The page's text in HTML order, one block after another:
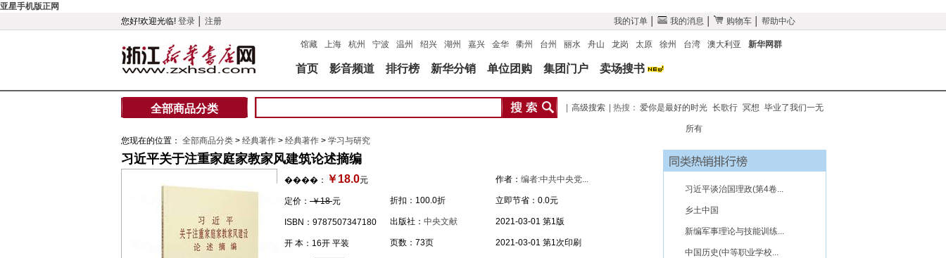
亚星手机版正网
您好!欢迎光临! 登录 注册 我的订单 我的消息 购物车 帮助中心
馆藏 上海 杭州 宁波 温州 绍兴 湖州 嘉兴 金华 衢州 台州 丽水 舟山 龙岗 太原 徐州 台湾 澳大利亚 新华网群
首页 影音频道 排行榜 新华分销 单位团购 集团门户 卖场搜书
全部商品分类 高级搜索 | 热搜： 爱你是最好的时光 长歌行 冥想 毕业了我们一无
所有
您现在的位置： 全部商品分类 > 经典著作 > 经典著作 > 学习与研究
习近平关于注重家庭家教家风建筑论述摘编
����： ￥18.0元
定价： ￥18元
ISBN：9787507347180
开 本：16开 平装
折扣： 100.0折
出版社： 中央文献
页数：73页
作者： 编者:中共中央党...
立即节省： 0.0元
2021-03-01 第1版
2021-03-01 第1次印刷
习近平谈治国理政(第4卷...
乡土中国
新编军事理论与技能训练...
中国历史(中等职业学校...